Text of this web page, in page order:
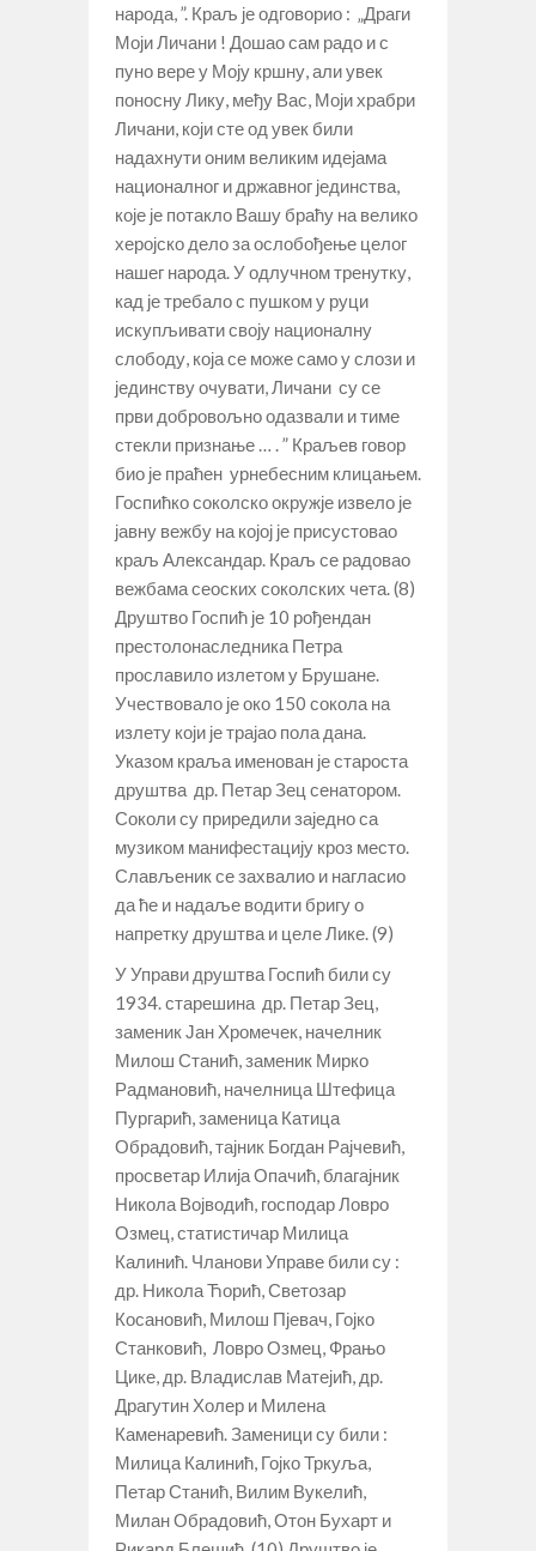
народа, ”. Краљ је одговорио : „Драги
Моји Личани ! Дошао сам радо и с
пуно вере у Моју кршну, али увек
поносну Лику, међу Вас, Моји храбри
Личани, који сте од увек били
надахнути оним великим идејама
националног и државног јединства,
које је потакло Вашу браћу на велико
херојско дело за ослобођење целог
нашег народа. У одлучном тренутку,
кад је требало с пушком у руци
искупљивати своју националну
слободу, која се може само у слози и
јединству очувати, Личани су се
први добровољно одазвали и тиме
стекли признање … . ” Краљев говор
био је праћен урнебесним клицањем.
Госпићко соколско окружје извело је
јавну вежбу на којој је присустовао
краљ Александар. Краљ се радовао
вежбама сеоских соколских чета. (8)
Друштво Госпић је 10 рођендан
престолонаследника Петра
прославило излетом у Брушане.
Учествовало је око 150 сокола на
излету који је трајао пола дана.
Указом краља именован је староста
друштва др. Петар Зец сенатором.
Соколи су приредили заједно са
музиком манифестацију кроз место.
Слављеник се захвалио и нагласио
да ће и надаље водити бригу о
напретку друштва и целе Лике. (9)
У Управи друштва Госпић били су
1934. старешина др. Петар Зец,
заменик Јан Хромечек, начелник
Милош Станић, заменик Мирко
Радмановић, начелница Штефица
Пургарић, заменица Катица
Обрадовић, тајник Богдан Рајчевић,
просветар Илија Опачић, благајник
Никола Војводић, господар Ловро
Озмец, статистичар Милица
Калинић. Чланови Управе били су :
др. Никола Ћорић, Светозар
Косановић, Милош Пјевач, Гојко
Станковић, Ловро Озмец, Фрањо
Цике, др. Владислав Матејић, др.
Драгутин Холер и Милена
Каменаревић. Заменици су били :
Милица Калинић, Гојко Тркуља,
Петар Станић, Вилим Вукелић,
Милан Обрадовић, Отон Бухарт и